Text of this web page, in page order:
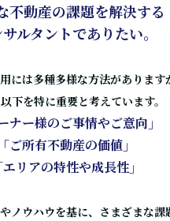
不動産の課題を解決する
ルタントでありたい。
には多種多様な方法があります
下を特に重要と考えています。
ナー様のご事情やご意向」
「ご所有不動産の価値」
エリアの特性や成長性」
ノウハウを基に、さまざまな課